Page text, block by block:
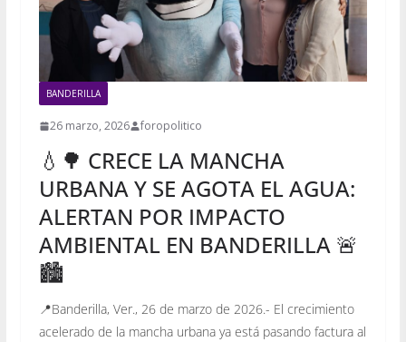
BANDERILLA
26 marzo, 2026 foropolitico
💧🌳 CRECE LA MANCHA
URBANA Y SE AGOTA EL AGUA:
ALERTAN POR IMPACTO
AMBIENTAL EN BANDERILLA 🚨
🏙️
📍Banderilla, Ver., 26 de marzo de 2026.- El crecimiento
acelerado de la mancha urbana ya está pasando factura al